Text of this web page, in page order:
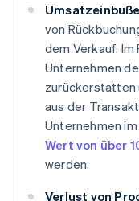
von
dem Verkauf. Im
Unternehmen
zurückerstatten
aus der
Unternehmen
Wert von über
werden.
Verlust von